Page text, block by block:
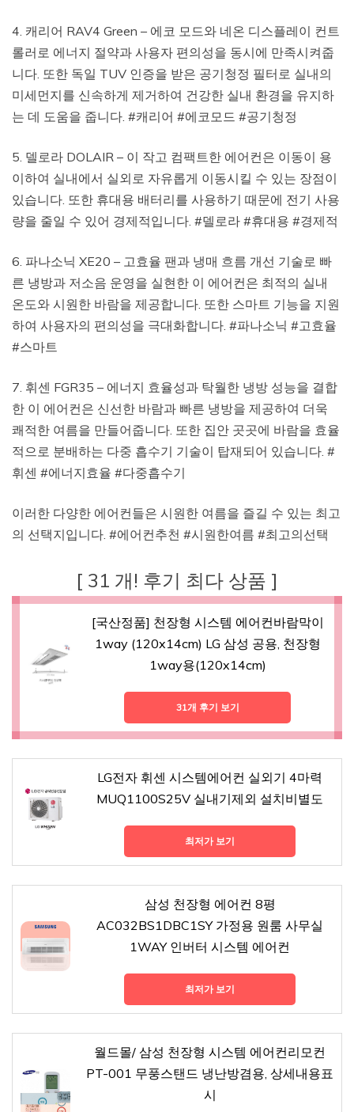
4. 캐리어 RAV4 Green – 에코 모드와 네온 디스플레이 컨트
롤러로 에너지 절약과 사용자 편의성을 동시에 만족시켜줍
니다. 또한 독일 TUV 인증을 받은 공기청정 필터로 실내의
미세먼지를 신속하게 제거하여 건강한 실내 환경을 유지하
는 데 도움을 줍니다. #캐리어 #에코모드 #공기청정
5. 델로라 DOLAIR – 이 작고 컴팩트한 에어컨은 이동이 용
이하여 실내에서 실외로 자유롭게 이동시킬 수 있는 장점이
있습니다. 또한 휴대용 배터리를 사용하기 때문에 전기 사용
량을 줄일 수 있어 경제적입니다. #델로라 #휴대용 #경제적
6. 파나소닉 XE20 – 고효율 팬과 냉매 흐름 개선 기술로 빠
른 냉방과 저소음 운영을 실현한 이 에어컨은 최적의 실내
온도와 시원한 바람을 제공합니다. 또한 스마트 기능을 지원
하여 사용자의 편의성을 극대화합니다. #파나소닉 #고효율
#스마트
7. 휘센 FGR35 – 에너지 효율성과 탁월한 냉방 성능을 결합
한 이 에어컨은 신선한 바람과 빠른 냉방을 제공하여 더욱
쾌적한 여름을 만들어줍니다. 또한 집안 곳곳에 바람을 효율
적으로 분배하는 다중 흡수기 기술이 탑재되어 있습니다. #
휘센 #에너지효율 #다중흡수기
이러한 다양한 에어컨들은 시원한 여름을 즐길 수 있는 최고
의 선택지입니다. #에어컨추천 #시원한여름 #최고의선택
[ 31 개! 후기 최다 상품 ]
[국산정품] 천장형 시스템 에어컨바람막이
1way (120x14cm) LG 삼성 공용, 천장형
1way용(120x14cm)
31개 후기 보기
LG전자 휘센 시스템에어컨 실외기 4마력
MUQ1100S25V 실내기제외 설치비별도
최저가 보기
삼성 천장형 에어컨 8평
AC032BS1DBC1SY 가정용 원룸 사무실
1WAY 인버터 시스템 에어컨
최저가 보기
월드몰/ 삼성 천장형 시스템 에어컨리모컨
PT-001 무풍스탠드 냉난방겸용, 상세내용표
시